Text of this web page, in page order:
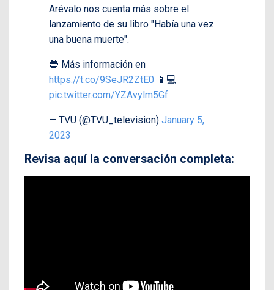
Arévalo nos cuenta más sobre el
lanzamiento de su libro "Había una vez
una buena muerte".
🔵 Más información en
https://t.co/9SeJR2ZtE0 📱💻
pic.twitter.com/YZAvylm5Gf
— TVU (@TVU_television) January 5,
2023
Revisa aquí la conversación completa: